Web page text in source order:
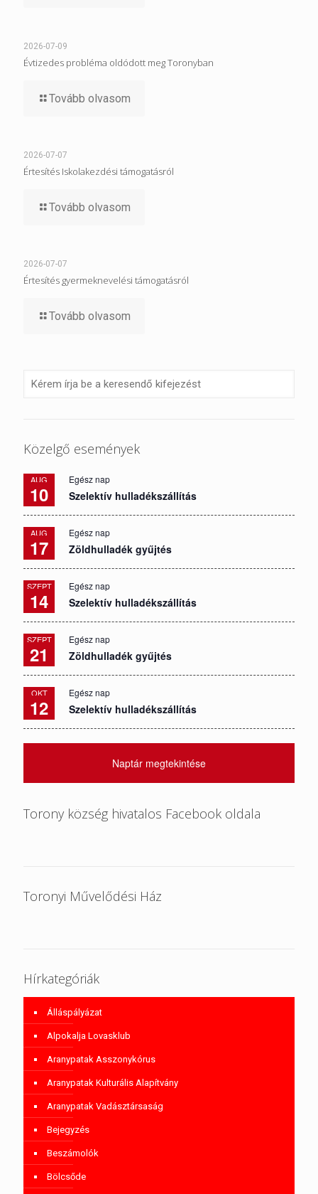
2026-07-09
Évtizedes probléma oldódott meg Toronyban
Tovább olvasom
2026-07-07
Értesítés Iskolakezdési támogatásról
Tovább olvasom
2026-07-07
Értesítés gyermeknevelési támogatásról
Tovább olvasom
Közelgő események
AUG
10
Egész nap
Szelektív hulladékszállítás
AUG
17
Egész nap
Zöldhulladék gyűjtés
SZEPT
14
Egész nap
Szelektív hulladékszállítás
SZEPT
21
Egész nap
Zöldhulladék gyűjtés
OKT
12
Egész nap
Szelektív hulladékszállítás
Naptár megtekintése
Torony község hivatalos Facebook oldala
Toronyi Művelődési Ház
Hírkategóriák
Álláspályázat
Alpokalja Lovasklub
Aranypatak Asszonykórus
Aranypatak Kulturális Alapítvány
Aranypatak Vadásztársaság
Bejegyzés
Beszámolók
Bölcsőde